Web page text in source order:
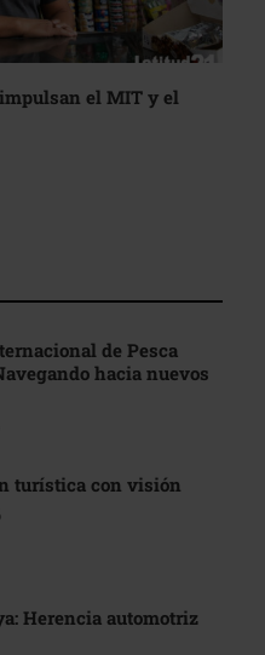
el MIT y el
de Pesca
hacia nuevos
turística con visión
Herencia automotriz